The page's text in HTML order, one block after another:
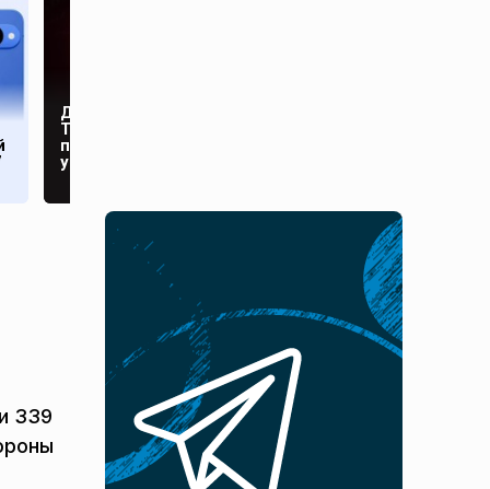
Дело убитых в
Таиланде россиян
прекратило череду
убийств
339